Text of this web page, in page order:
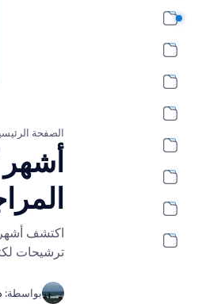
الصفحة
اكتشف
ترشيحات